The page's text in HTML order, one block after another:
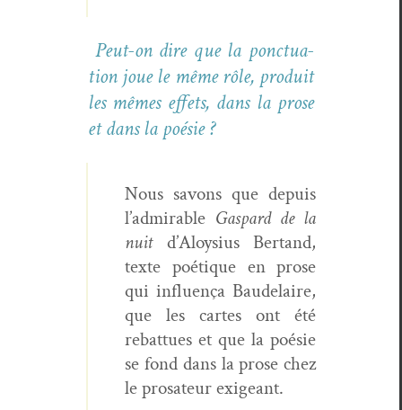
Peut-on dire que la ponc­tu­a­
tion joue le même rôle, pro­duit
les mêmes effets, dans la prose
et dans la poésie ?
Nous savons que depuis
l’admirable Gas­pard de la
nuitd’Aloysius Bertand,
texte poé­tique en prose
qui influ­ença Baude­laire,
que les cartes ont été
rebattues et que la poésie
se fond dans la prose chez
le prosa­teur exigeant.